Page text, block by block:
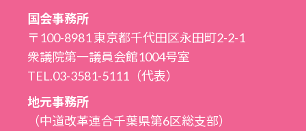
国会事務所
〒100-8981 東京都千代田区永田町2-2-1
衆議院第一議員会館1004号室
TEL.03-3581-5111（代表）
地元事務所
（中道改革連合千葉県第6区総支部）